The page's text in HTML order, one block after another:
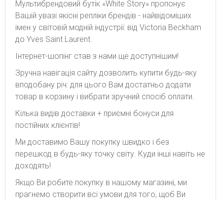
Мультибрендовий бутік «White Story» пропонує
Вашій увазі якісні репліки брендів - найвідоміших
імен у світовій модній індустрії: від Victoria Beckham
до Yves Saint Laurent.
Інтернет-шопінг став з нами ще доступнішим!
Зручна навігація сайту дозволить купити будь-яку
вподобану річ: для цього Вам достатньо додати
товар в корзину і вибрати зручний спосіб оплати.
Кілька видів доставки + приємні бонуси для
постійних клієнтів!
Ми доставимо Вашу покупку швидко і без
перешкод в будь-яку точку світу. Куди інші навіть не
доходять!
Якщо Ви робите покупку в нашому магазині, ми
прагнемо створити всі умови для того, щоб Ви